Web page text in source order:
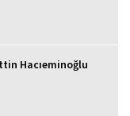
Hacıeminoğlu